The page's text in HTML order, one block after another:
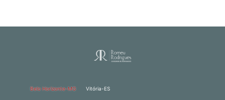
Belo Horizonte-MG Vitória-ES